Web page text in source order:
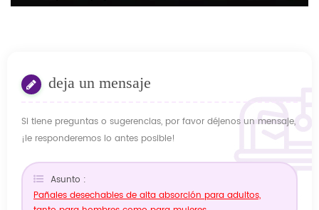
deja un mensaje
Si tiene preguntas o sugerencias, por favor déjenos un mensaje,
¡le responderemos lo antes posible!
Asunto :
Pañales desechables de alta absorción para adultos,